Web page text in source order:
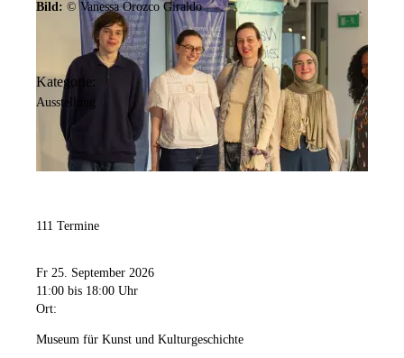
Bild: © Vanessa Orozco Giraldo
Kategorie:
Ausstellung
111 Termine
Fr 25. September 2026
11:00 bis 18:00 Uhr
Ort:
Museum für Kunst und Kulturgeschichte